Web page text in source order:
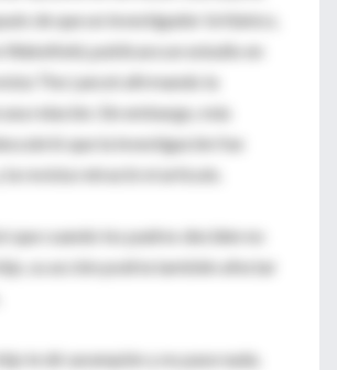
de que un investigador británico,
Wakefield, publicara un estudio en
The Lancet afirmando la
relación. Sin embargo, más
que la investigación fue
la revista retractó el artículo.
que cuando los padres deciden no
su acción podría también afectar
le dé sarampión y no pase nada.